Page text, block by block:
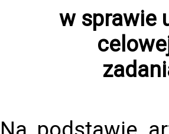
w sprawie